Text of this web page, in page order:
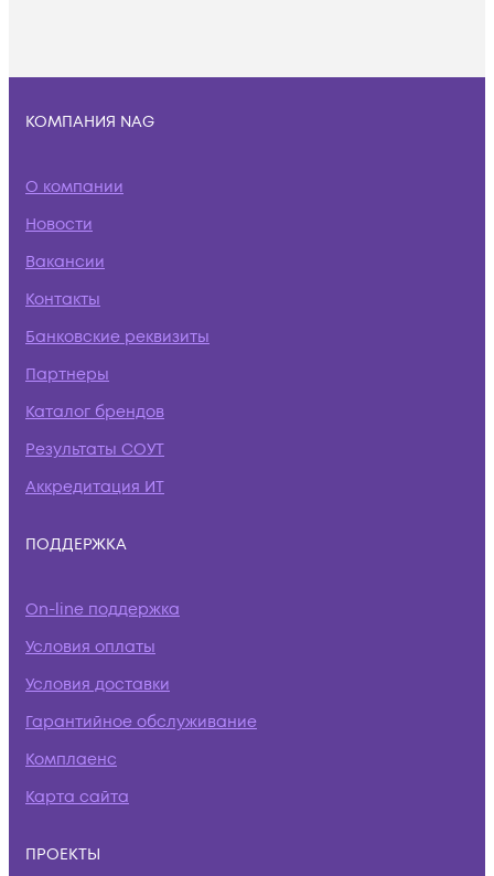
КОМПАНИЯ NAG
О компании
Новости
Вакансии
Контакты
Банковские реквизиты
Партнеры
Каталог брендов
Результаты СОУТ
Аккредитация ИТ
ПОДДЕРЖКА
On-line поддержка
Условия оплаты
Условия доставки
Гарантийное обслуживание
Комплаенс
Карта сайта
ПРОЕКТЫ